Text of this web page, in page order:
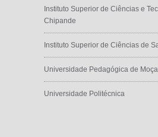
Instituto Superior de Ciências e
Chipande
Instituto Superior de Ciências de
Universidade Pedagógica de
Universidade Politécnica